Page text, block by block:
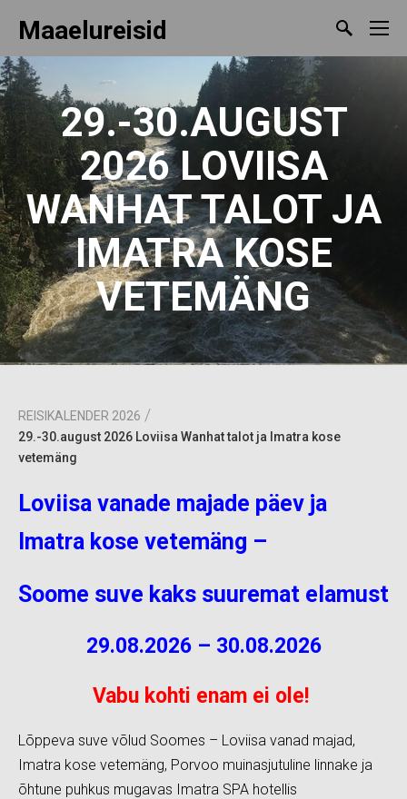
Maaelureisid
29.-30.AUGUST
2026 LOVIISA
WANHAT TALOT JA
IMATRA KOSE
VETEMÄNG
REISIKALENDER 2026 /
29.-30.august 2026 Loviisa Wanhat talot ja Imatra kose
vetemäng
Loviisa vanade majade päev ja
Imatra kose vetemäng –
Soome suve kaks suuremat elamust
29.08.2026 – 30.08.2026
Vabu kohti enam ei ole!
Lõppeva suve võlud Soomes – Loviisa vanad majad,
Imatra kose vetemäng, Porvoo muinasjutuline linnake ja
õhtune puhkus mugavas Imatra SPA hotellis